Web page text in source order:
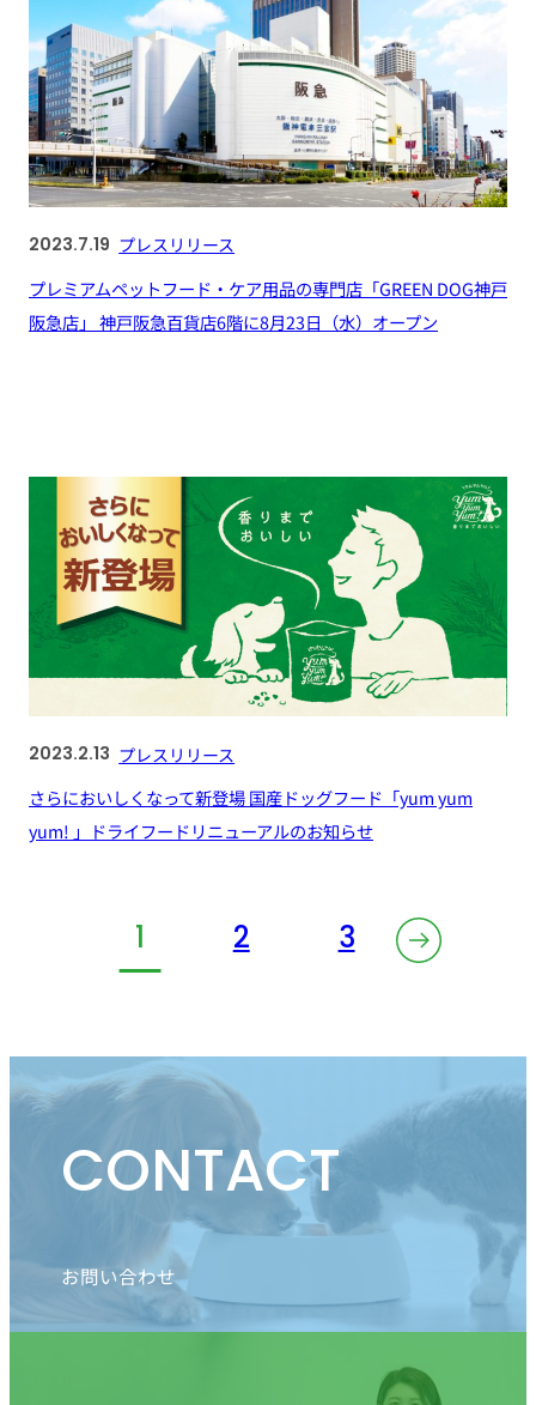
2023.7.19 プレスリリース
プレミアムペットフード・ケア用品の専門店「GREEN DOG神戸
阪急店」 神戸阪急百貨店6階に8月23日（水）オープン
2023.2.13 プレスリリース
さらにおいしくなって新登場 国産ドッグフード「yum yum
yum! 」ドライフードリニューアルのお知らせ
1 2 3
CONTACT
お問い合わせ